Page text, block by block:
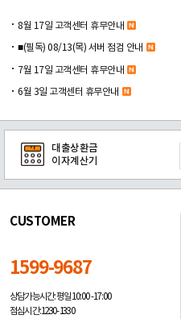
8월 17일 고객센터 휴무안내
■(필독) 08/13(목) 서버 점검 안내
7월 17일 고객센터 휴무안내
6월 3일 고객센터 휴무안내
대출상환금
이자계산기
CUSTOMER
1599-9687
상담가능시간: 평일10:00 -17:00
점심시간: 12:30 - 13:30